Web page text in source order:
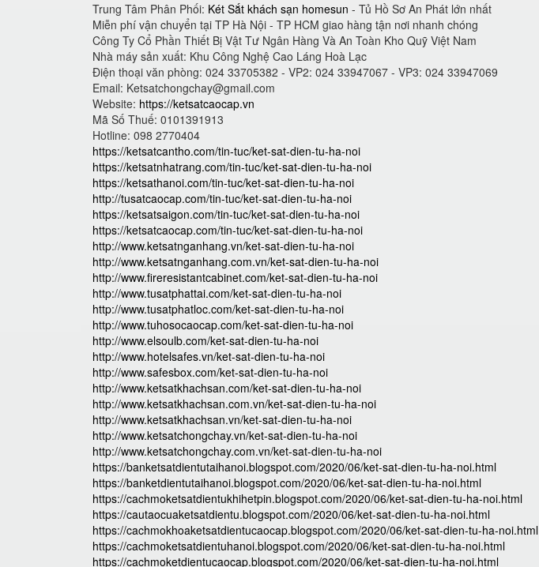
Trung Tâm Phân Phối: Két Sắt khách sạn homesun - Tủ Hồ Sơ An Phát lớn nhất
Miễn phí vận chuyển tại TP Hà Nội - TP HCM giao hàng tận nơi nhanh chóng
Công Ty Cổ Phần Thiết Bị Vật Tư Ngân Hàng Và An Toàn Kho Quỹ Việt Nam
Nhà máy sản xuất: Khu Công Nghệ Cao Láng Hoà Lạc
Điện thoại văn phòng: 024 33705382 - VP2: 024 33947067 - VP3: 024 33947069
Email: Ketsatchongchay@gmail.com
Website: https://ketsatcaocap.vn
Mã Số Thuế: 0101391913
Hotline: 098 2770404
https://ketsatcantho.com/tin-tuc/ket-sat-dien-tu-ha-noi
https://ketsatnhatrang.com/tin-tuc/ket-sat-dien-tu-ha-noi
https://ketsathanoi.com/tin-tuc/ket-sat-dien-tu-ha-noi
http://tusatcaocap.com/tin-tuc/ket-sat-dien-tu-ha-noi
https://ketsatsaigon.com/tin-tuc/ket-sat-dien-tu-ha-noi
https://ketsatcaocap.com/tin-tuc/ket-sat-dien-tu-ha-noi
http://www.ketsatnganhang.vn/ket-sat-dien-tu-ha-noi
http://www.ketsatnganhang.com.vn/ket-sat-dien-tu-ha-noi
http://www.fireresistantcabinet.com/ket-sat-dien-tu-ha-noi
http://www.tusatphattai.com/ket-sat-dien-tu-ha-noi
http://www.tusatphatloc.com/ket-sat-dien-tu-ha-noi
http://www.tuhosocaocap.com/ket-sat-dien-tu-ha-noi
http://www.elsoulb.com/ket-sat-dien-tu-ha-noi
http://www.hotelsafes.vn/ket-sat-dien-tu-ha-noi
http://www.safesbox.com/ket-sat-dien-tu-ha-noi
http://www.ketsatkhachsan.com/ket-sat-dien-tu-ha-noi
http://www.ketsatkhachsan.com.vn/ket-sat-dien-tu-ha-noi
http://www.ketsatkhachsan.vn/ket-sat-dien-tu-ha-noi
http://www.ketsatchongchay.vn/ket-sat-dien-tu-ha-noi
http://www.ketsatchongchay.com.vn/ket-sat-dien-tu-ha-noi
https://banketsatdientutaihanoi.blogspot.com/2020/06/ket-sat-dien-tu-ha-noi.html
https://banketdientutaihanoi.blogspot.com/2020/06/ket-sat-dien-tu-ha-noi.html
https://cachmoketsatdientukhihetpin.blogspot.com/2020/06/ket-sat-dien-tu-ha-noi.html
https://cautaocuaketsatdientu.blogspot.com/2020/06/ket-sat-dien-tu-ha-noi.html
https://cachmokhoaketsatdientucaocap.blogspot.com/2020/06/ket-sat-dien-tu-ha-noi.html
https://cachmoketsatdientuhanoi.blogspot.com/2020/06/ket-sat-dien-tu-ha-noi.html
https://cachmoketdientucaocap.blogspot.com/2020/06/ket-sat-dien-tu-ha-noi.html